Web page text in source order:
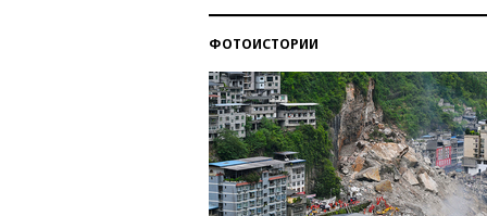
ФОТОИСТОРИИ